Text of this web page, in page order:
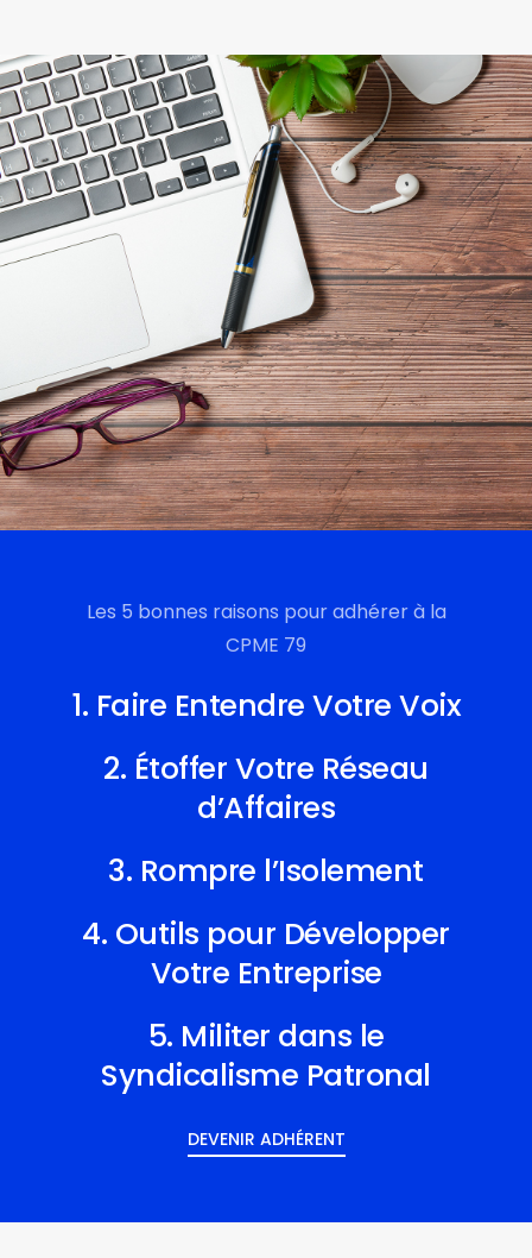
Les 5 bonnes raisons pour adhérer à la
CPME 79
1. Faire Entendre Votre Voix
2. Étoffer Votre Réseau
d’Affaires
3. Rompre l’Isolement
4. Outils pour Développer
Votre Entreprise
5. Militer dans le
Syndicalisme Patronal
DEVENIR ADHÉRENT